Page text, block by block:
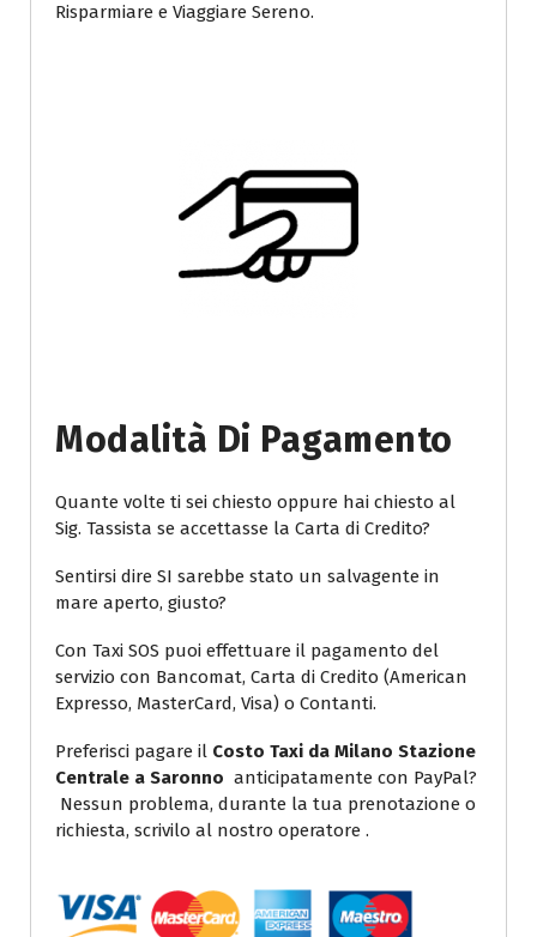
Risparmiare e Viaggiare Sereno.
Modalità Di Pagamento
Quante volte ti sei chiesto oppure hai chiesto al
Sig. Tassista se accettasse la Carta di Credito?
Sentirsi dire SI sarebbe stato un salvagente in
mare aperto, giusto?
Con Taxi SOS puoi effettuare il pagamento del
servizio con Bancomat, Carta di Credito (American
Expresso, MasterCard, Visa) o Contanti.
Preferisci pagare il Costo Taxi da Milano Stazione
Centrale a Saronno anticipatamente con PayPal?
Nessun problema, durante la tua prenotazione o
richiesta, scrivilo al nostro operatore .